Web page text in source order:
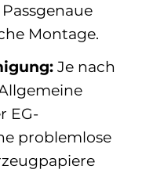
Montage.
Je nach
EG-
problemlose